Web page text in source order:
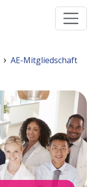
AE-Mitgliedschaft